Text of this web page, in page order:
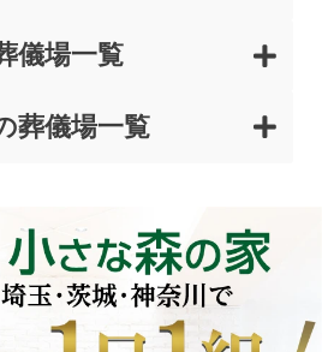
儀場一覧
葬儀場一覧